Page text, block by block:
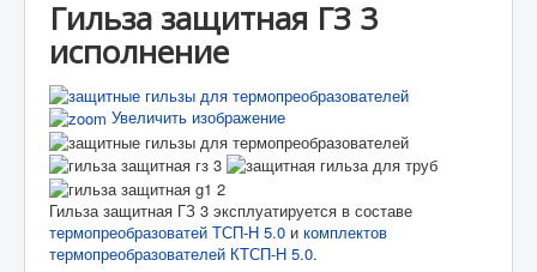
КАТАЛОГ
СТАТЬИ
О КОМПАНИИ
КОНТАКТЫ
Главная Каталог
Гильзы защитные
Гильза защитная ГЗ 3 исполнение
Гильза защитная ГЗ 3
исполнение
Увеличить изображение
Гильза защитная ГЗ 3 эксплуатируется в составе
термопреобразоватей ТСП-Н 5.0 и комплектов
термопреобразователей КТСП-Н 5.0.